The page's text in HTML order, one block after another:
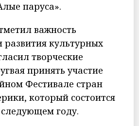
паруса».
важность
культурных
творческие
принять участие
Фестивале стран
который состоится
следующем году.